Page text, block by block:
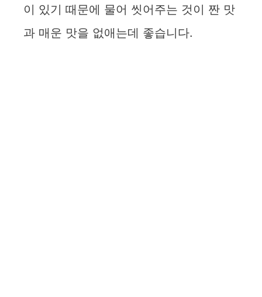
이 있기 때문에 물어 씻어주는 것이 짠 맛
과 매운 맛을 없애는데 좋습니다.